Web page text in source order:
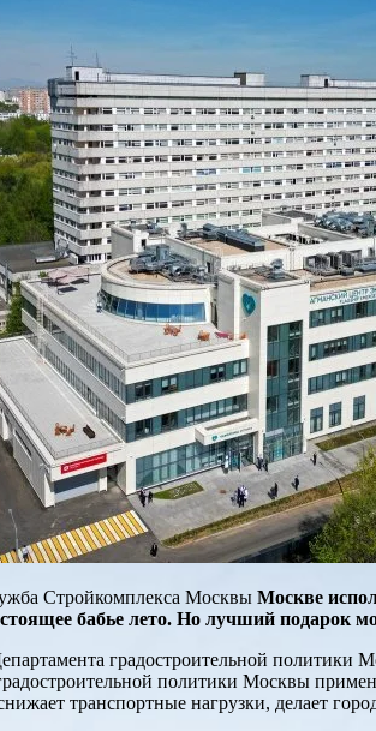
Стройкомплекса Москвы Москве
бабье лето. Но лучший подарок
градостроительной политики
политики Москвы
транспортные нагрузки, делает